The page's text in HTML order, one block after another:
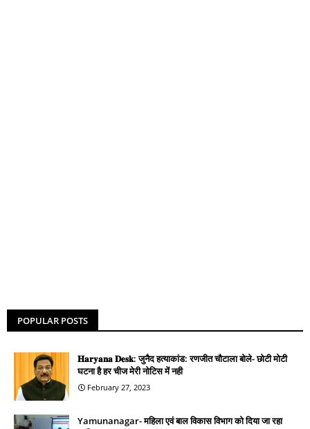
POPULAR POSTS
𝐇𝐚𝐫𝐲𝐚𝐧𝐚 𝐃𝐞𝐬𝐤: जुनैद हत्याकांड: रणजीत चौटाला बोले- छोटी मोटी
घटना है हर चीज मेरी नोटिस में नही
February 27, 2023
Yamunanagar- महिला एवं बाल विकास विभाग को दिया जा रहा